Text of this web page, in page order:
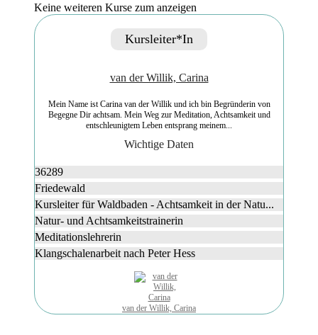
Keine weiteren Kurse zum anzeigen
Kursleiter*in
van der Willik, Carina
Mein Name ist Carina van der Willik und ich bin Begründerin von
Begegne Dir achtsam. Mein Weg zur Meditation, Achtsamkeit und
entschleunigtem Leben entsprang meinem...
Wichtige Daten
36289
Friedewald
Kursleiter für Waldbaden - Achtsamkeit in der Natu...
Natur- und Achtsamkeitstrainerin
Meditationslehrerin
Klangschalenarbeit nach Peter Hess
van der Willik, Carina